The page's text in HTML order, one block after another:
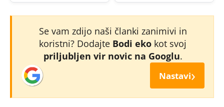
Se vam zdijo naši članki zanimivi in
koristni? Dodajte Bodi eko kot svoj
priljubljen vir novic na Googlu.
Nastavi›